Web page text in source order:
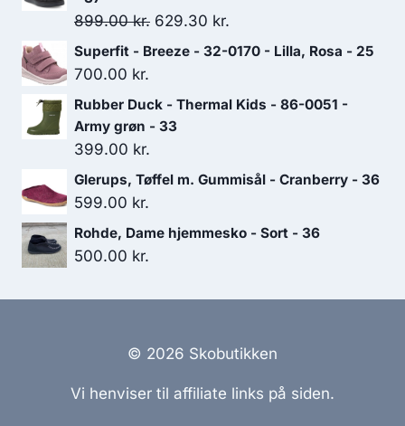
899.00kr. Den
oprindelige
899.00 kr..
629.30 kr.
aktuelle
Superfit - Breeze - 32-0170 - Lilla, Rosa - 25
700.00 kr.
Rubber Duck - Thermal Kids - 86-0051 -
Army grøn - 33
399.00 kr.
Glerups, Tøffel m. Gummisål - Cranberry - 36
599.00 kr.
Rohde, Dame hjemmesko - Sort - 36
500.00 kr.
© 2026 Skobutikken
Vi henviser til affiliate links på siden.